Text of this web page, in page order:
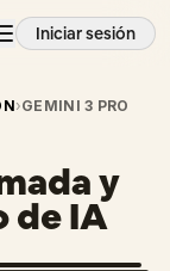
Iniciar sesión
›GEMINI 3 PRO
y
de IA